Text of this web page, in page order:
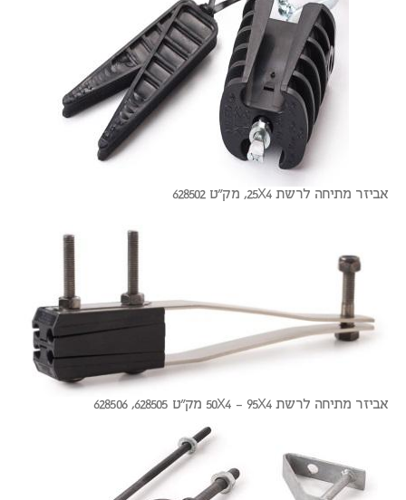
אביזר מתיחה לרשת 25X4, מק"ט 628502
אביזר מתיחה לרשת 50X4 – 95X4 מק"ט 628505, 628506